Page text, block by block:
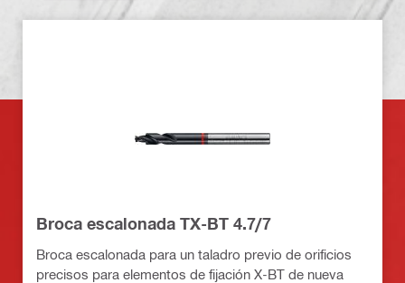
Broca escalonada TX-BT 4.7/7
Broca escalonada para un taladro previo de orificios
precisos para elementos de fijación X-BT de nueva